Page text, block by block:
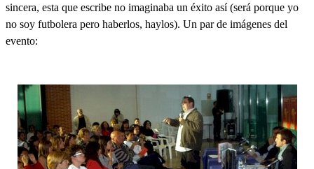
sincera, esta que escribe no imaginaba un éxito así (será porque yo
no soy futbolera pero haberlos, haylos). Un par de imágenes del
evento: